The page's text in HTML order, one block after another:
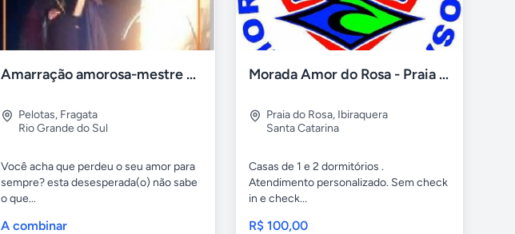
Amarração amorosa-mestre alexsandro bruxo gran mor
Pelotas, Fragata
Rio Grande do Sul
Você acha que perdeu o seu amor para
sempre? esta desesperada(o) não sabe
o que...
A combinar
Morada Amor do Rosa - Praia do Rosa sc
Praia do Rosa, Ibiraquera
Santa Catarina
Casas de 1 e 2 dormitórios .
Atendimento personalizado. Sem check
in e check...
R$ 100,00